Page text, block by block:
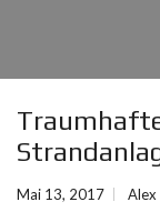
Mai 13, 2017 Alex